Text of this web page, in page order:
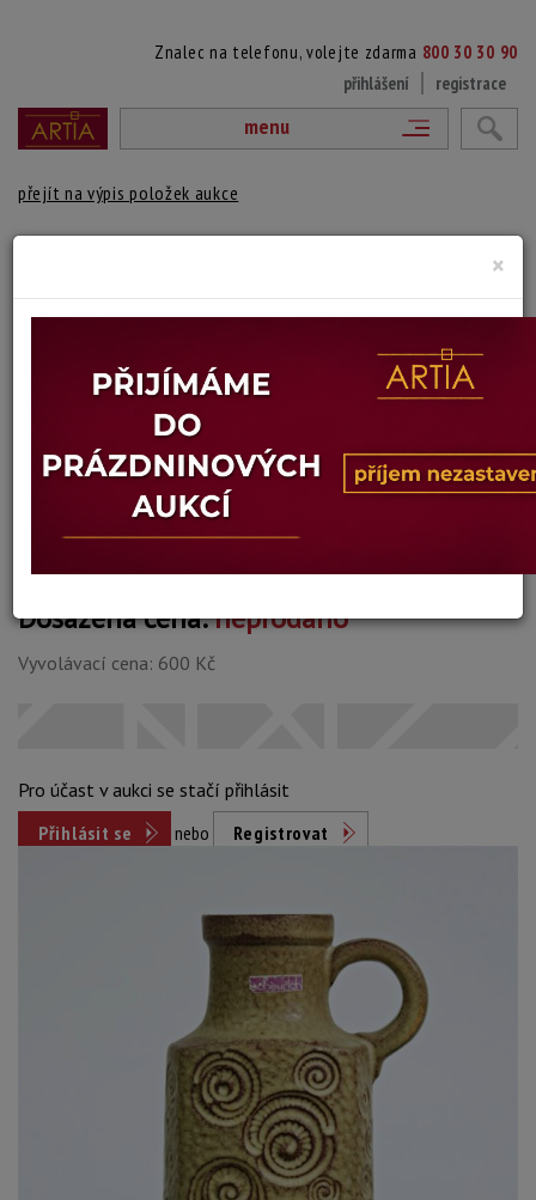
Znalec na telefonu, volejte zdarma 800 30 30 90
přihlášení
registrace
menu
přejít na výpis položek aukce
Autor:Keramická manufaktura Scheurich
zespod značeno a číslováno W. Germany 482 - 28
10.06.2026 21:06 SELČ
Dosažená cena:neprodáno
Vyvolávací cena: 600 Kč
Pro účast v aukci se stačí přihlásit
Přihlásit se
nebo Registrovat
×